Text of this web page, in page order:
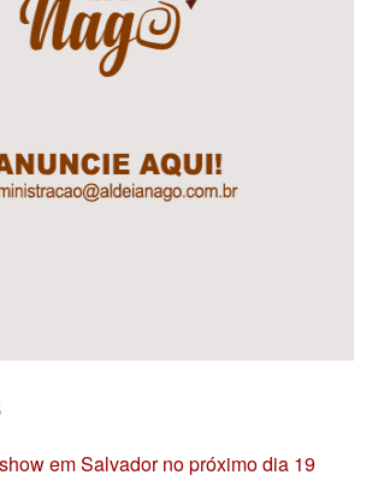
em Salvador no próximo dia 19